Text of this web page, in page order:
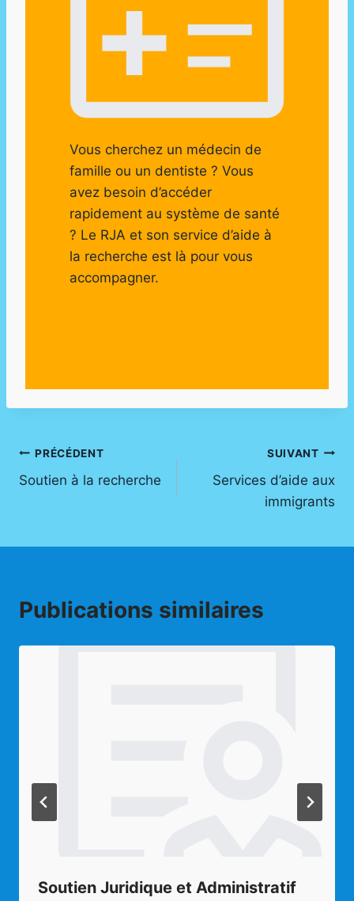
Vous cherchez un médecin de
famille ou un dentiste ? Vous
avez besoin d’accéder
rapidement au système de santé
? Le RJA et son service d’aide à
la recherche est là pour vous
accompagner.
Navigation
de
PRÉCÉDENT
Soutien à la recherche
SUIVANT
Services d’aide aux
immigrants
Publications similaires
Soutien Juridique et Administratif